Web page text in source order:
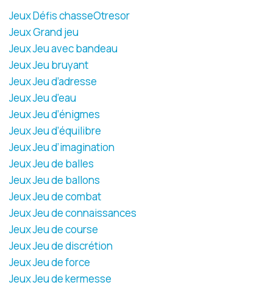
Jeux Défis chasseOtresor
Jeux Grand jeu
Jeux Jeu avec bandeau
Jeux Jeu bruyant
Jeux Jeu d’adresse
Jeux Jeu d’eau
Jeux Jeu d’énigmes
Jeux Jeu d’équilibre
Jeux Jeu d’imagination
Jeux Jeu de balles
Jeux Jeu de ballons
Jeux Jeu de combat
Jeux Jeu de connaissances
Jeux Jeu de course
Jeux Jeu de discrétion
Jeux Jeu de force
Jeux Jeu de kermesse